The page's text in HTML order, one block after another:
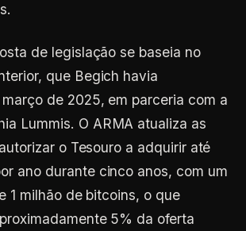
de legislação se baseia no
que Begich havia
de 2025, em parceria com a
Lummis. O ARMA atualiza as
o Tesouro a adquirir até
ano durante cinco anos, com um
1 milhão de bitcoins, o que
5% da oferta